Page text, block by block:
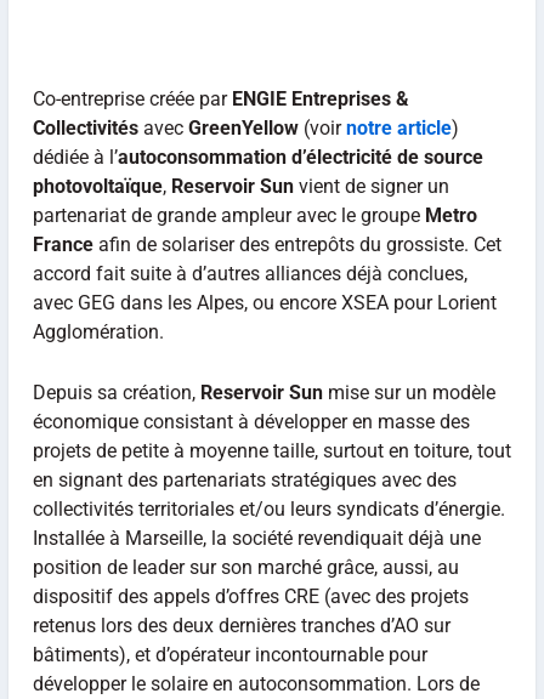
Co-entreprise créée par ENGIE Entreprises &
Collectivitésavec GreenYellow(voirnotre article)
dédiée à l’autoconsommation d’électricité de source
photovoltaïque, Reservoir Sunvient de signer un
partenariat de grande ampleur avec le groupe Metro
Franceafin de solariser des entrepôts du grossiste. Cet
accord fait suite à d’autres alliances déjà conclues,
avec GEG dans les Alpes, ou encore XSEA pour Lorient
Agglomération.
Depuis sa création, Reservoir Sunmise sur un modèle
économique consistant à développer en masse des
projets de petite à moyenne taille, surtout en toiture, tout
en signant des partenariats stratégiques avec des
collectivités territoriales et/ou leurs syndicats d’énergie.
Installée à Marseille, la société revendiquait déjà une
position de leader sur son marché grâce, aussi, au
dispositif des appels d’offres CRE (avec des projets
retenus lors des deux dernières tranches d’AO sur
bâtiments), et d’opérateur incontournable pour
développer le solaire en autoconsommation. Lors de